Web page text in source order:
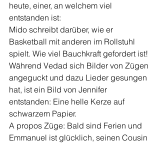
heute, einer, an welchem viel
entstanden ist:
Mido schreibt darüber, wie er
Basketball mit anderen im Rollstuhl
spielt. Wie viel Bauchkraft gefordert ist!
Während Vedad sich Bilder von Zügen
angeguckt und dazu Lieder gesungen
hat, ist ein Bild von Jennifer
entstanden: Eine helle Kerze auf
schwarzem Papier.
A propos Züge: Bald sind Ferien und
Emmanuel ist glücklich, seinen Cousin